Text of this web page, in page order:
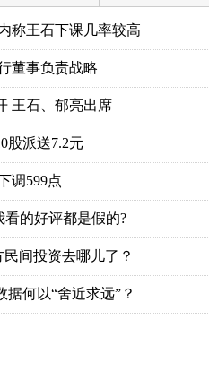
称王石下课几率较高
董事负责战略
王石、郁亮出席
股派送7.2元
调599点
的好评都是假的?
间投资去哪儿了？
何以“舍近求远”？